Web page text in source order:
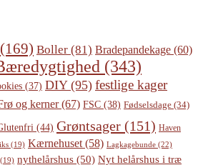
(169) Boller (81) Bradepandekage (60)
(343)
(37) DIY(95) festlige kager
og kerner(67) FSC (38) Fødselsdage (34)
(44) Grøntsager (151) Haven
(19) Kærnehuset (58) Lagkagebunde (22)
(19) nythelårshus (50) Nyt helårshus i træ